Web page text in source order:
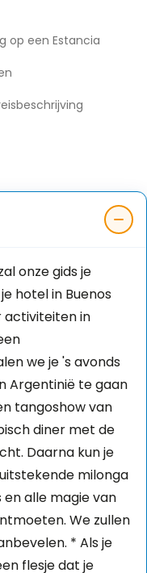
op een Estancia
onze gids je
hotel in Buenos
activiteiten in
we je 's avonds
Argentinië te gaan
tangoshow van
diner met de
Daarna kun je
milonga
en alle magie van
We zullen
* Als je
flesje dat je